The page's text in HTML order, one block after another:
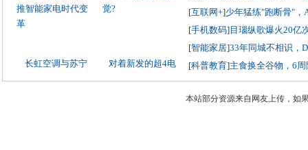
长虹空调与苏宁 对着新发的超4电
[互联网+]少年猛练"跑断骨"，
[手机数码]目瑙纵歌爆火20亿
[智能家居]33年同城不相识，
[科普教育]主食换全谷物，6
本站部分资源来自网友上传，如